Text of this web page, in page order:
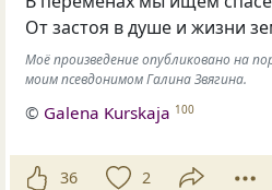
От застоя в душе и жизни
Моё произведение опубликовано на
моим псевдонимом Галина Звягина.
© Galena Kurskaja 100
36 2